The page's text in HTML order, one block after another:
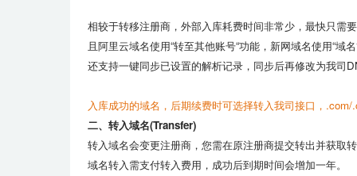
相较于转移注册商，外部入库耗费时间非常少，最快只需
且阿里云域名使用“转至其他账号“功能，新网域名使用“域
还支持一键同步已设置的解析记录，同步后再修改为我司
入库成功的域名，后期续费时可选择转入我司接口， .com/
二、转入域名(Transfer)
转入域名会变更注册商，您需在原注册商提交转出并获取
域名转入需支付转入费用，成功后到期时间会增加一年。